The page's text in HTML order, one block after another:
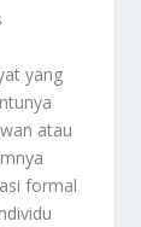
yang
atau
formal